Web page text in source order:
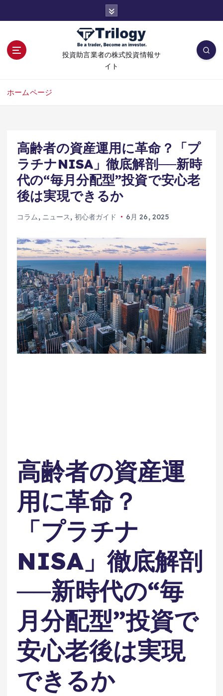
投資助言業者の株式投資情報サ
イト
ホームページ
高齢者の資産運用に革命？「プ
ラチナNISA」徹底解剖──新時
代の“毎月分配型”投資で安心老
後は実現できるか
コラム , ニュース, 初心者ガイド 6月 26, 2025
高齢者の資産運
用に革命？
「プラチナ
NISA」徹底解剖
──新時代の“毎
月分配型”投資で
安心老後は実現
できるか